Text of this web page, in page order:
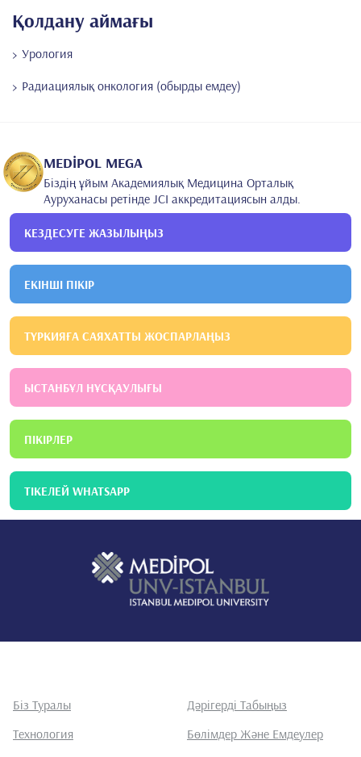
Қолдану аймағы
Урология
Радиациялық онкология (обырды емдеу)
MEDİPOL MEGA
Біздің ұйым Академиялық Медицина Орталық
Ауруханасы ретінде JCI аккредитациясын алды.
КЕЗДЕСУГЕ ЖАЗЫЛЫҢЫЗ
ЕКІНШІ ПІКІР
ТҮРКИЯҒА САЯХАТТЫ ЖОСПАРЛАҢЫЗ
ЫСТАНБҰЛ НҰСҚАУЛЫҒЫ
ПІКІРЛЕР
ТІКЕЛЕЙ WHATSAPP
Біз Туралы
Дәрігерді Табыңыз
Технология
Бөлімдер Және Емдеулер